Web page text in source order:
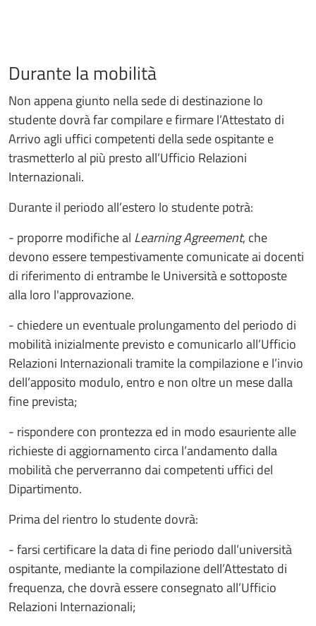
Durante la mobilità
Non appena giunto nella sede di destinazione lo
studente dovrà far compilare e firmare l’Attestato di
Arrivo agli uffici competenti della sede ospitante e
trasmetterlo al più presto all’Ufficio Relazioni
Internazionali.
Durante il periodo all’estero lo studente potrà:
- proporre modifiche al Learning Agreement, che
devono essere tempestivamente comunicate ai docenti
di riferimento di entrambe le Università e sottoposte
alla loro l'approvazione.
- chiedere un eventuale prolungamento del periodo di
mobilità inizialmente previsto e comunicarlo all’Ufficio
Relazioni Internazionali tramite la compilazione e l’invio
dell’apposito modulo, entro e non oltre un mese dalla
fine prevista;
- rispondere con prontezza ed in modo esauriente alle
richieste di aggiornamento circa l’andamento dalla
mobilità che perverranno dai competenti uffici del
Dipartimento.
Prima del rientro lo studente dovrà:
- farsi certificare la data di fine periodo dall’università
ospitante, mediante la compilazione dell’Attestato di
frequenza, che dovrà essere consegnato all’Ufficio
Relazioni Internazionali;